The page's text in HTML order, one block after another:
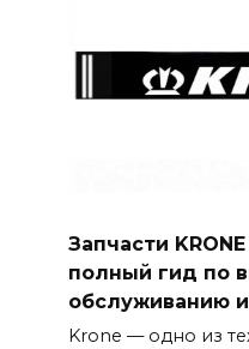
Запчасти
полный гид по
обслуживанию
Krone — одно из